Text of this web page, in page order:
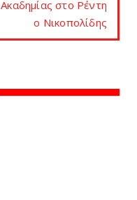
Aκαδημίας στο Ρέντη
ο Νικοπολίδης